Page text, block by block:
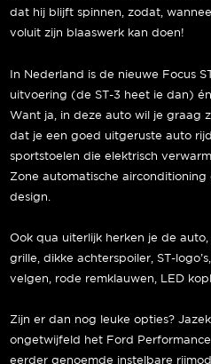
dat hij blijft spinnen, zodat,
voluit zijn blaaswerk kan doen!
In Nederland is de nieuwe Focus
uitvoering (de ST-3 heet ie dan)
Want ja, in deze auto wil je graag
dat je een goed uitgeruste auto
sportstoelen die elektrisch
Zone automatische airconditioning
design.
Ook qua uiterlijk herken je de
grille, dikke achterspoiler, ST-
velgen, rode remklauwen, LED
Zijn er dan nog leuke opties?
ongetwijfeld het Ford
eerder genoemde instelbare